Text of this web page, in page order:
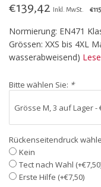
€139,42 Inkl. MwSt.
Normierung: EN471
Grössen: XXS bis 4XL
wasserabweisend)
Bitte wählen Sie: *
Rückenseitendruck
Kein
Tect nach Wahl
Erste Hilfe (+€7,50)